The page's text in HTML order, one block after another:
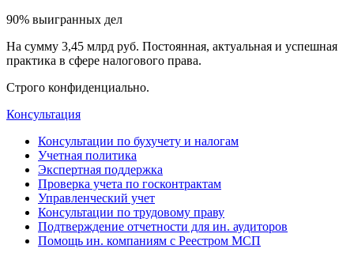
90% выигранных дел
На сумму 3,45 млрд руб. Постоянная, актуальная и успешная
практика в сфере налогового права.
Строго конфиденциально.
Консультация
Консультации по бухучету и налогам
Учетная политика
Экспертная поддержка
Проверка учета по госконтрактам
Управленческий учет
Консультации по трудовому праву
Подтверждение отчетности для ин. аудиторов
Помощь ин. компаниям с Реестром МСП